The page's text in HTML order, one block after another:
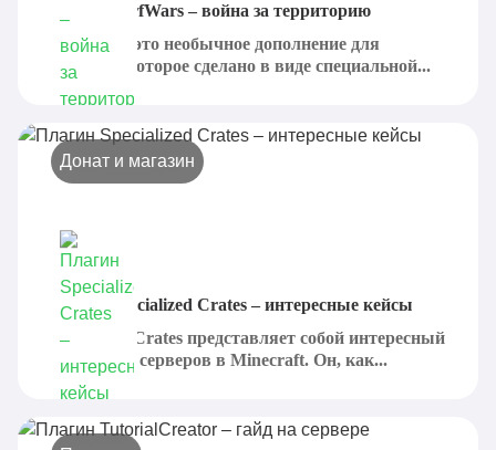
Плагин TurfWars – война за территорию
TurfWars - это необычное дополнение для
серверов, которое сделано в виде специальной...
Донат и магазин
Плагин Specialized Crates – интересные кейсы
Specialized Crates представляет собой интересный
плагин для серверов в Minecraft. Он, как...